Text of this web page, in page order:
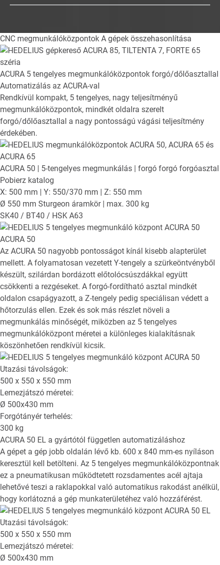
CNC megmunkálóközpontok A gépek összehasonlítása
ACURA 5 tengelyes megmunkálóközpontok forgó/dőlőasztallal
Automatizálás az ACURA-val
Rendkívül kompakt, 5 tengelyes, nagy teljesítményű
megmunkálóközpontok, mindkét oldalra szerelt
forgó/dőlőasztallal a nagy pontosságú vágási teljesítmény
érdekében.
ACURA 50 | 5-tengelyes megmunkálás | forgó forgó forgóasztal
Pobierz katalog
X: 500 mm | Y: 550/370 mm | Z: 550 mm
Ø 550 mm Sturgeon áramkör | max. 300 kg
SK40 / BT40 / HSK A63
ACURA 50
Az ACURA 50 nagyobb pontosságot kínál kisebb alapterület
mellett. A folyamatosan vezetett Y-tengely a szürkeöntvényből
készült, szilárdan bordázott előtolócsúszdákkal együtt
csökkenti a rezgéseket. A forgó-fordítható asztal mindkét
oldalon csapágyazott, a Z-tengely pedig speciálisan védett a
hőtorzulás ellen. Ezek és sok más részlet növeli a
megmunkálás minőségét, miközben az 5 tengelyes
megmunkálóközpont méretei a különleges kialakításnak
köszönhetően rendkívül kicsik.
Utazási távolságok:
500 x 550 x 550 mm
Lemezjátszó méretei:
Ø 500x430 mm
Forgótányér terhelés:
300 kg
ACURA 50 EL a gyártótól független automatizáláshoz
A gépet a gép jobb oldalán lévő kb. 600 x 840 mm-es nyíláson
keresztül kell betölteni. Az 5 tengelyes megmunkálóközpontnak
ez a pneumatikusan működtetett rozsdamentes acél ajtaja
lehetővé teszi a raklapokkal való automatikus rakodást anélkül,
hogy korlátozná a gép munkaterületéhez való hozzáférést.
Utazási távolságok:
500 x 550 x 550 mm
Lemezjátszó méretei:
Ø 500x430 mm